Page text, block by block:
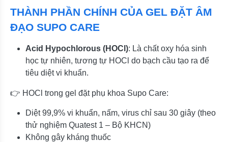
THÀNH PHẦN CHÍNH CỦA GEL ĐẶT ÂM
ĐẠO SUPO CARE
Acid Hypochlorous (HOCl): Là chất oxy hóa sinh
học tự nhiên, tương tự HOCl do bạch cầu tạo ra để
tiêu diệt vi khuẩn.
👉 HOCl trong gel đặt phụ khoa Supo Care:
Diệt 99,9% vi khuẩn, nấm, virus chỉ sau 30 giây (theo
thử nghiệm Quatest 1 – Bộ KHCN)
Không gây kháng thuốc